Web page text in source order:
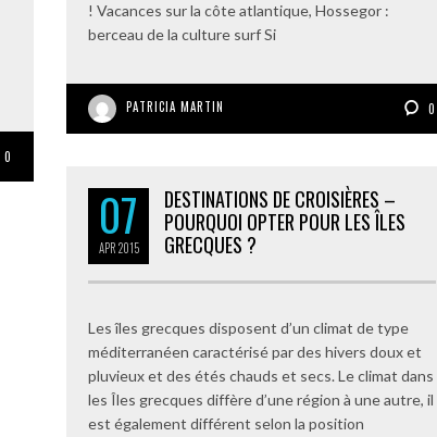
0
! Vacances sur la côte atlantique, Hossegor :
berceau de la culture surf Si
PATRICIA MARTIN 0
07
APR2015
DESTINATIONS DE CROISIÈRES –
POURQUOI OPTER POUR LES ÎLES
GRECQUES ?
Les îles grecques disposent d’un climat de type
méditerranéen caractérisé par des hivers doux et
pluvieux et des étés chauds et secs. Le climat dans
les Îles grecques diffère d’une région à une autre, il
est également différent selon la position